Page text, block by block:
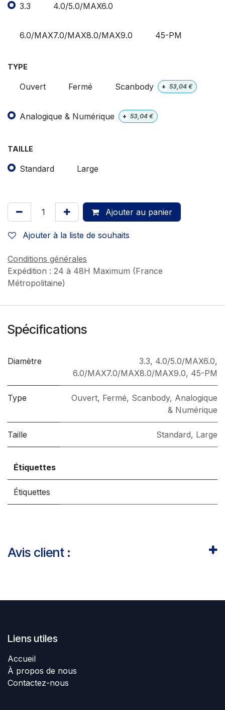
3.3 4.0/5.0/MAX6.0
6.0/MAX7.0/MAX8.0/MAX9.0 45-PM
TYPE
Ouvert Fermé Scanbody + 53,04 €
Analogique & Numérique + 53,04 €
TAILLE
Standard Large
Ajouter au panier
Ajouter à la liste de souhaits
Conditions générales
Expédition : 24 à 48H Maximum (France
Métropolitaine)
Spécifications
Diamètre 3.3, 4.0/5.0/MAX6.0,
6.0/MAX7.0/MAX8.0/MAX9.0, 45-PM
Type Ouvert, Fermé, Scanbody, Analogique
& Numérique
Taille Standard, Large
Étiquettes
Étiquettes
Avis client :
Liens utiles
Accueil
À propos de nous
Contactez-nous